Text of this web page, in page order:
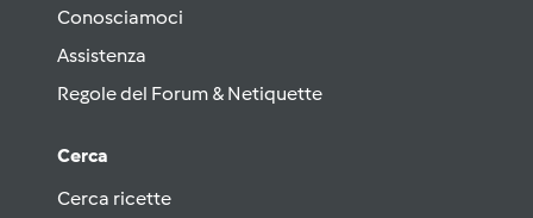
Conosciamoci
Assistenza
Regole del Forum & Netiquette
Cerca
Cerca ricette